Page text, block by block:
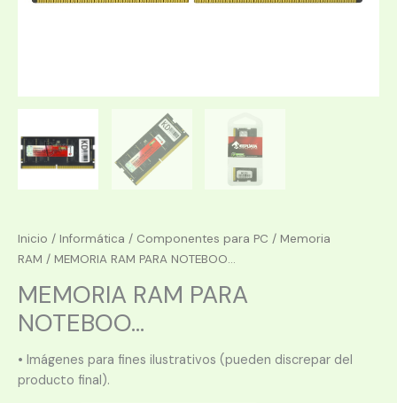
Inicio / Informática / Componentes para PC / Memoria
RAM / MEMORIA RAM PARA NOTEBOO...
MEMORIA RAM PARA
NOTEBOO...
• Imágenes para fines ilustrativos (pueden discrepar del
producto final).